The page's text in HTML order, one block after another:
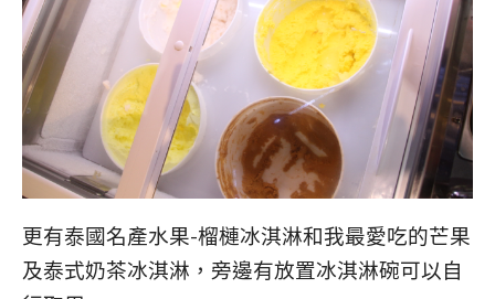
更有泰國名產水果-榴槤冰淇淋和我最愛吃的芒果
及泰式奶茶冰淇淋，旁邊有放置冰淇淋碗可以自